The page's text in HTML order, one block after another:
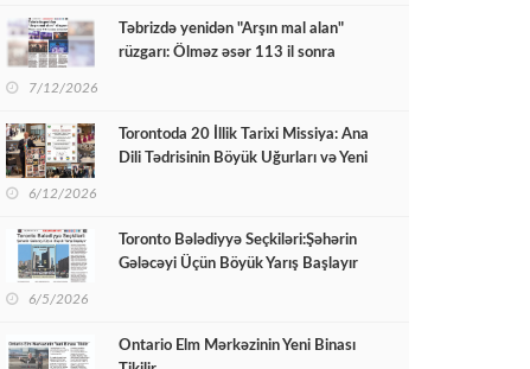
Təbrizdə yenidən "Arşın mal alan"
rüzgarı: Ölməz əsər 113 il sonra
7/12/2026
Torontoda 20 İllik Tarixi Missiya: Ana
Dili Tədrisinin Böyük Uğurları və Yeni
6/12/2026
Toronto Bələdiyyə Seçkiləri:Şəhərin
Gələcəyi Üçün Böyük Yarış Başlayır
6/5/2026
Ontario Elm Mərkəzinin Yeni Binası